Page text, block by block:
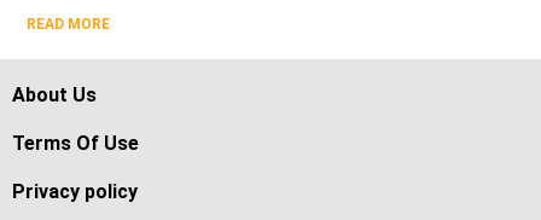
READ MORE
About Us
Terms Of Use
Privacy policy